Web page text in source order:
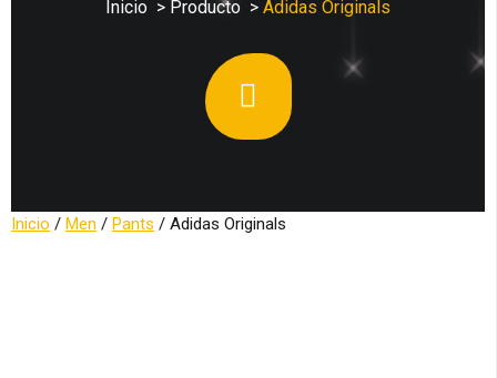
Inicio > Producto > Adidas Originals
Inicio / Men / Pants / Adidas Originals